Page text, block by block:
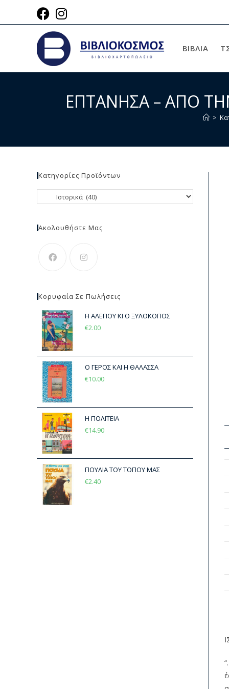
ΒΙΒΛΙΑ
ΕΠΤΑΝΗΣΑ – ΑΠΟ
>
Κατηγορίες Προϊόντων
Ακολουθήστε Μας
Κορυφαία Σε Πωλήσεις
Η ΑΛΕΠΟΥ ΚΙ Ο ΞΥΛΟΚΟΠΟΣ
€2.00
Ο ΓΕΡΟΣ ΚΑΙ Η ΘΑΛΑΣΣΑ
€10.00
Η ΠΟΛΙΤΕΙΑ
€14.90
ΠΟΥΛΙΑ ΤΟΥ ΤΟΠΟΥ ΜΑΣ
€2.40